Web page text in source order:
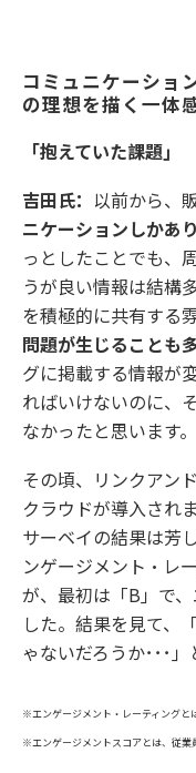
コミュニケーショ
の理想を描く一体
「抱えていた課題」
吉田氏： 以前から、
ニケーションしかあ
っとしたことでも、
うが良い情報は結構
を積極的に共有する
問題が生じることも
グに掲載する情報が
ればいけないのに、
なかったと思います。
その頃、リンクアン
クラウドが導入され
サーベイの結果は芳
ンゲージメント・レ
が、最初は「B」で
した。結果を見て、
ゃないだろうか･･･」
※エンゲージメント・レーティングと
※エンゲージメントスコアとは、従業